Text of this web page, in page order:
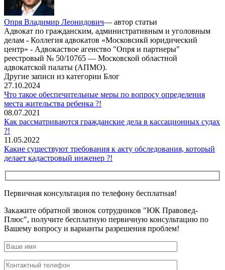
Опря Владимир Леонидович— автор статьи
Адвокат по гражданским, административным и уголовным
делам - Коллегия адвокатов «Московсикй юридический
центр» - Адвокаствое агенство "Опря и партнеры"
реестровый № 50/10765 — Московской областной
адвокатской палаты (АПМО).
Другие записи из категории Блог
27.10.2024
Что такое обеспечительные меры по вопросу определения
места жительства ребенка ?!
08.07.2021
Как рассматриваются гражданские дела в кассационных судах
?!
11.05.2022
Какие существуют требования к акту обследования, который
делает кадастровый инженер ?!
Первичная консультация по телефону бесплатная!
Закажите обратной звонок сотрудников "ЮК Правовед-
Плюс", получите бесплатную первичную консультацию по
Вашему вопросу и варианты разрешения проблем!